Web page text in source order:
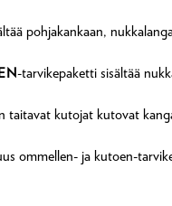
pohjakankaan,
-tarvikepaketti sisältää
taitavat kutojat kutovat
ommellen- ja kutoen-